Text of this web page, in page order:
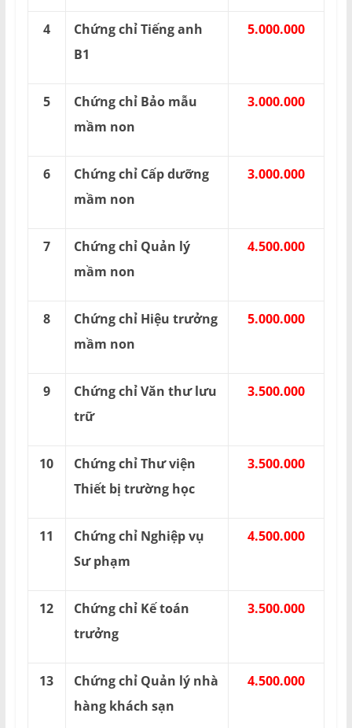
4
Chứng chỉ Tiếng anh
B1
5.000.000
5
Chứng chỉ Bảo mẫu
mầm non
3.000.000
6
Chứng chỉ Cấp dưỡng
mầm non
3.000.000
7
Chứng chỉ Quản lý
mầm non
4.500.000
8
Chứng chỉ Hiệu trưởng
mầm non
5.000.000
9
Chứng chỉ Văn thư lưu
trữ
3.500.000
10
Chứng chỉ Thư viện
Thiết bị trường học
3.500.000
11
Chứng chỉ Nghiệp vụ
Sư phạm
4.500.000
12
Chứng chỉ Kế toán
trưởng
3.500.000
13
Chứng chỉ Quản lý nhà
hàng khách sạn
4.500.000